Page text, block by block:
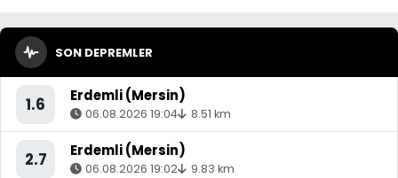
SON DEPREMLER
1.6 Erdemli (Mersin)
06.08.2026 19:04 8.51 km
2.7 Erdemli (Mersin)
06.08.2026 19:02 9.83 km